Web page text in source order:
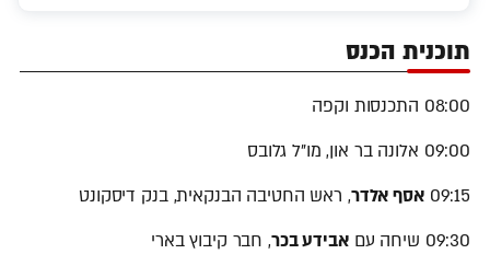
תוכנית הכנס
08:00 התכנסות וקפה
09:00 אלונה בר און, מו"ל גלובס
09:15 אסף אלדר, ראש החטיבה הבנקאית, בנק דיסקונט
09:30 שיחה עם
אבידע בכר, חבר קיבוץ בארי